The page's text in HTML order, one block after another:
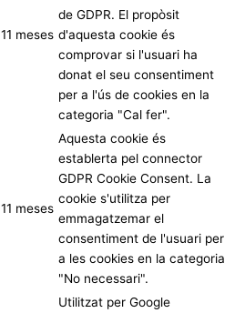
11 meses
de GDPR. El propòsit
d'aquesta cookie és
comprovar si l'usuari ha
donat el seu consentiment
per a l'ús de cookies en la
categoria "Cal fer".
11 meses
Aquesta cookie és
establerta pel connector
GDPR Cookie Consent. La
cookie s'utilitza per
emmagatzemar el
consentiment de l'usuari per
a les cookies en la categoria
"No necessari".
Utilitzat per Google